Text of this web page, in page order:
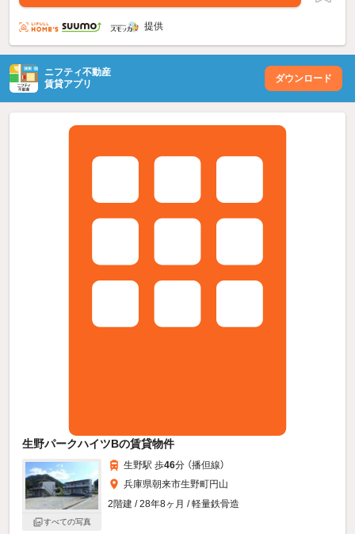
提供
ニフティ不動産
賃貸アプリ
ダウンロード
生野パークハイツBの賃貸物件
すべての写真
生野駅 歩46分 （播但線）
兵庫県朝来市生野町円山
2階建 / 28年8ヶ月 / 軽量鉄骨造